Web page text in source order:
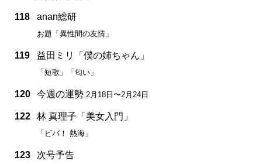
118 anan総研
お題「異性間の友情」
119 益田ミリ「僕の姉ちゃん」
「短歌」「匂い」
120 今週の運勢 2月18日〜2月24日
122 林 真理子「美女入門」
「ビバ！ 熱海」
123 次号予告